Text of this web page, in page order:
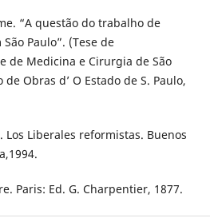
“A questão do trabalho de
Paulo”. (Tese de
de Medicina e Cirurgia de São
de Obras d’ O Estado de S. Paulo,
Los Liberales reformistas. Buenos
Paris: Ed. G. Charpentier, 1877.